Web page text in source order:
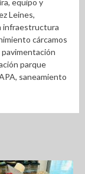
, equipo y
Leines,
infraestructura
cárcamos
pavimentación
parque
, saneamiento